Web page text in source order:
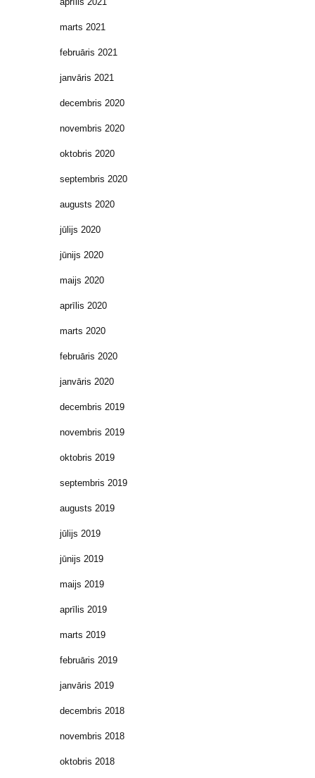
marts 2021
februāris 2021
janvāris 2021
decembris 2020
novembris 2020
oktobris 2020
septembris 2020
augusts 2020
jūlijs 2020
jūnijs 2020
maijs 2020
aprīlis 2020
marts 2020
februāris 2020
janvāris 2020
decembris 2019
novembris 2019
oktobris 2019
septembris 2019
augusts 2019
jūlijs 2019
jūnijs 2019
maijs 2019
aprīlis 2019
marts 2019
februāris 2019
janvāris 2019
decembris 2018
novembris 2018
oktobris 2018